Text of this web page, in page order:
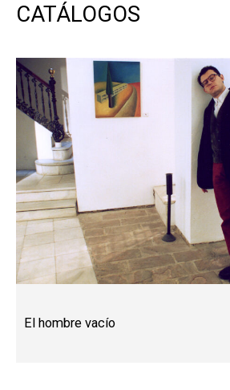
CATÁLOGOS
El hombre vacío